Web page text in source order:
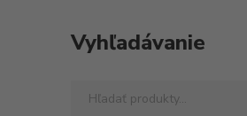
Vyhľadávanie